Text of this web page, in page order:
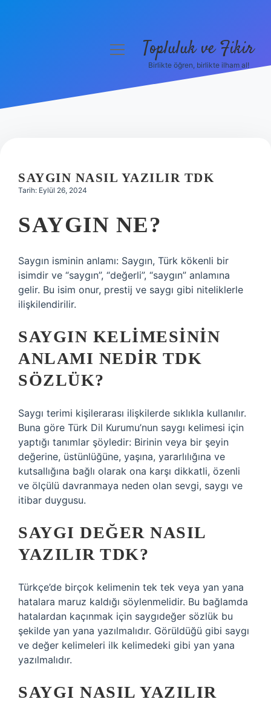
Hakkımızda
menüyüTopluluk ve Fikir
Birlikte öğren, birlikte ilham al!
SAYGIN NASIL YAZILIR TDK
Tarih: Eylül 26, 2024
SAYGIN NE?
Saygın isminin anlamı: Saygın, Türk kökenli bir
isimdir ve “saygın”, “değerli”, “saygın” anlamına
gelir. Bu isim onur, prestij ve saygı gibi niteliklerle
ilişkilendirilir.
SAYGIN KELIMESININ
ANLAMI NEDIR TDK
SÖZLÜK?
Saygı terimi kişilerarası ilişkilerde sıklıkla kullanılır.
Buna göre Türk Dil Kurumu’nun saygı kelimesi için
yaptığı tanımlar şöyledir: Birinin veya bir şeyin
değerine, üstünlüğüne, yaşına, yararlılığına ve
kutsallığına bağlı olarak ona karşı dikkatli, özenli
ve ölçülü davranmaya neden olan sevgi, saygı ve
itibar duygusu.
SAYGI DEĞER NASIL
YAZILIR TDK?
Türkçe’de birçok kelimenin tek tek veya yan yana
hatalara maruz kaldığı söylenmelidir. Bu bağlamda
hatalardan kaçınmak için saygıdeğer sözlük bu
şekilde yan yana yazılmalıdır. Görüldüğü gibi saygı
ve değer kelimeleri ilk kelimedeki gibi yan yana
yazılmalıdır.
SAYGI NASIL YAZILIR